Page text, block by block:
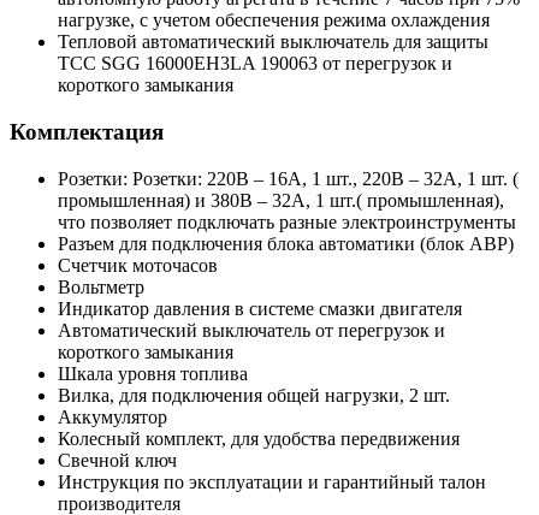
нагрузке, с учетом обеспечения режима охлаждения
Тепловой автоматический выключатель для защиты
ТСС SGG 16000EH3LA 190063 от перегрузок и
короткого замыкания
Комплектация
Розетки: Розетки: 220В – 16А, 1 шт., 220В – 32А, 1 шт. (
промышленная) и 380В – 32А, 1 шт.( промышленная),
что позволяет подключать разные электроинструменты
Разъем для подключения блока автоматики (блок АВР)
Счетчик моточасов
Вольтметр
Индикатор давления в системе смазки двигателя
Автоматический выключатель от перегрузок и
короткого замыкания
Шкала уровня топлива
Вилка, для подключения общей нагрузки, 2 шт.
Аккумулятор
Колесный комплект, для удобства передвижения
Свечной ключ
Инструкция по эксплуатации и гарантийный талон
производителя